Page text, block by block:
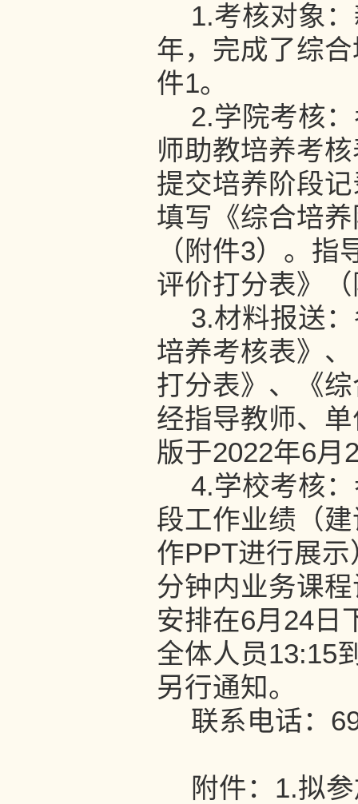
1.考核对象
年，完成了综
件1。
2.学院考核
师助教培养考
提交培养阶段
填写《综合培
（附件3）。
评价打分表》
3.材料报送
培养考核表》
打分表》、《
经指导教师、
版于2022年6月
4.学校考核
段工作业绩（
作PPT进行展
分钟内业务课
安排在6月24 日
全体人员13:15
另行通知。
联系电话：6
附件：1.拟